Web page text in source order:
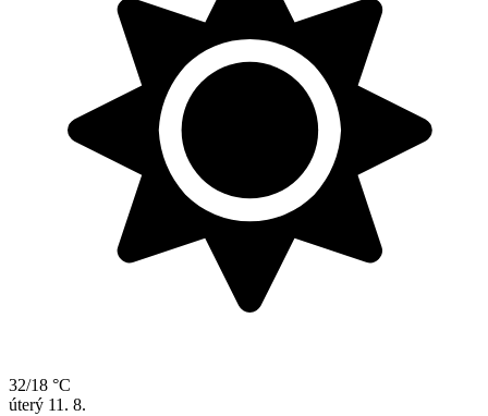
32/18 °C
úterý 11. 8.